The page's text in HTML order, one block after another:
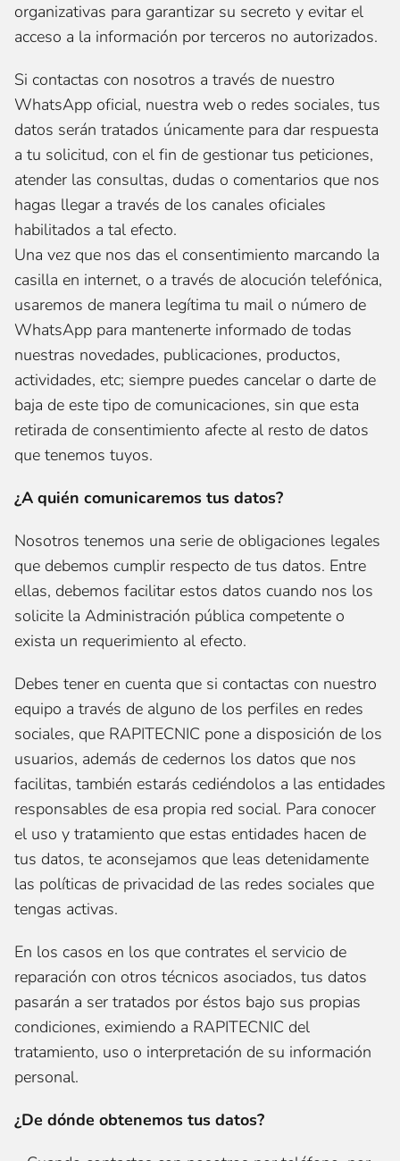
organizativas para garantizar su secreto y evitar el
acceso a la información por terceros no autorizados.
Si contactas con nosotros a través de nuestro
WhatsApp oficial, nuestra web o redes sociales, tus
datos serán tratados únicamente para dar respuesta
a tu solicitud, con el fin de gestionar tus peticiones,
atender las consultas, dudas o comentarios que nos
hagas llegar a través de los canales oficiales
habilitados a tal efecto.
Una vez que nos das el consentimiento marcando la
casilla en internet, o a través de alocución telefónica,
usaremos de manera legítima tu mail o número de
WhatsApp para mantenerte informado de todas
nuestras novedades, publicaciones, productos,
actividades, etc; siempre puedes cancelar o darte de
baja de este tipo de comunicaciones, sin que esta
retirada de consentimiento afecte al resto de datos
que tenemos tuyos.
¿A quién comunicaremos tus datos?
Nosotros tenemos una serie de obligaciones legales
que debemos cumplir respecto de tus datos. Entre
ellas, debemos facilitar estos datos cuando nos los
solicite la Administración pública competente o
exista un requerimiento al efecto.
Debes tener en cuenta que si contactas con nuestro
equipo a través de alguno de los perfiles en redes
sociales, que RAPITECNIC pone a disposición de los
usuarios, además de cedernos los datos que nos
facilitas, también estarás cediéndolos a las entidades
responsables de esa propia red social. Para conocer
el uso y tratamiento que estas entidades hacen de
tus datos, te aconsejamos que leas detenidamente
las políticas de privacidad de las redes sociales que
tengas activas.
En los casos en los que contrates el servicio de
reparación con otros técnicos asociados, tus datos
pasarán a ser tratados por éstos bajo sus propias
condiciones, eximiendo a RAPITECNIC del
tratamiento, uso o interpretación de su información
personal.
¿De dónde obtenemos tus datos?